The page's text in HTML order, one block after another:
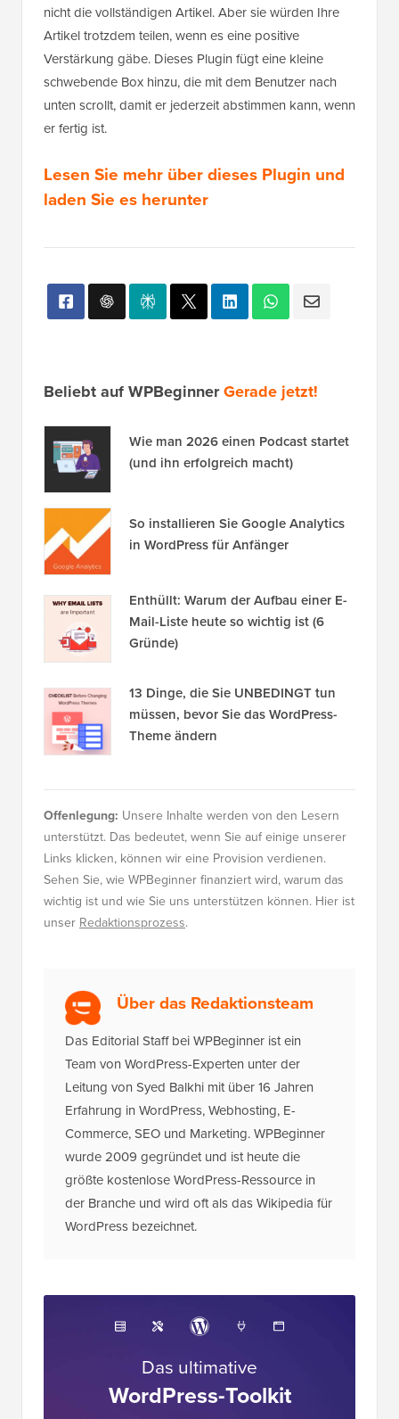
nicht die vollständigen Artikel. Aber sie würden Ihre
Artikel trotzdem teilen, wenn es eine positive
Verstärkung gäbe. Dieses Plugin fügt eine kleine
schwebende Box hinzu, die mit dem Benutzer nach
unten scrollt, damit er jederzeit abstimmen kann, wenn
er fertig ist.
Lesen Sie mehr über dieses Plugin und
laden Sie es herunter
Beliebt auf WPBeginnerGerade jetzt!
Wie man 2026 einen Podcast startet
(und ihn erfolgreich macht)
So installieren Sie Google Analytics
in WordPress für Anfänger
Enthüllt: Warum der Aufbau einer E-
Mail-Liste heute so wichtig ist (6
Gründe)
13 Dinge, die Sie UNBEDINGT tun
müssen, bevor Sie das WordPress-
Theme ändern
Offenlegung: Unsere Inhalte werden von den Lesern
unterstützt. Das bedeutet, wenn Sie auf einige unserer
Links klicken, können wir eine Provision verdienen.
Sehen Sie, wie WPBeginner finanziert wird, warum das
wichtig ist und wie Sie uns unterstützen können. Hier ist
unser Redaktionsprozess.
Über das Redaktionsteam
Das Editorial Staff bei WPBeginner ist ein
Team von WordPress-Experten unter der
Leitung von Syed Balkhi mit über 16 Jahren
Erfahrung in WordPress, Webhosting, E-
Commerce, SEO und Marketing. WPBeginner
wurde 2009 gegründet und ist heute die
größte kostenlose WordPress-Ressource in
der Branche und wird oft als das Wikipedia für
WordPress bezeichnet.
Das ultimative
WordPress-Toolkit